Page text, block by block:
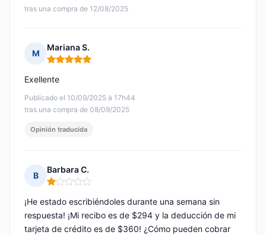
tras una compra de 12/08/2025
M
Mariana S.
Nota: 5 de 5
Publicado el 10/09/2025 à 17h44
tras una compra de 08/09/2025
Exellente
Opinión traducida
B
Barbara C.
Nota: 1 de 5
¡He estado escribiéndoles durante una semana sin
respuesta! ¡Mi recibo es de $294 y la deducción de mi
tarjeta de crédito es de $360! ¿Cómo pueden cobrar